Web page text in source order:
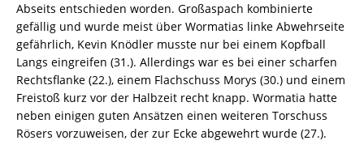
Abseits entschieden worden. Großaspach kombinierte
gefällig und wurde meist über Wormatias linke Abwehrseite
gefährlich, Kevin Knödler musste nur bei einem Kopfball
Langs eingreifen (31.). Allerdings war es bei einer scharfen
Rechtsflanke (22.), einem Flachschuss Morys (30.) und einem
Freistoß kurz vor der Halbzeit recht knapp. Wormatia hatte
neben einigen guten Ansätzen einen weiteren Torschuss
Rösers vorzuweisen, der zur Ecke abgewehrt wurde (27.).